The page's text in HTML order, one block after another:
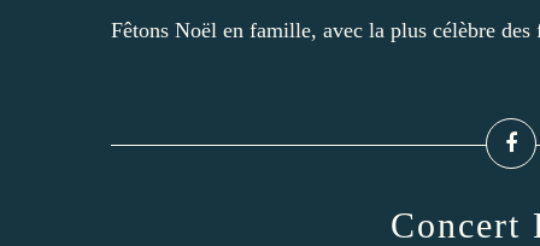
Fêtons Noël en famille, avec la plus célèbre
Concert